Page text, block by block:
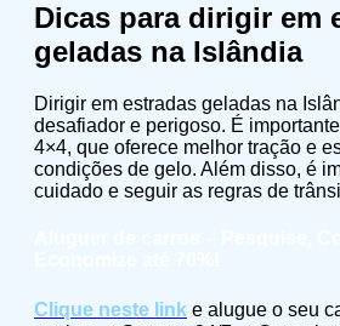
Dicas para dirigir em
geladas na Islândia
Dirigir em estradas geladas na
desafiador e perigoso. É
4×4, que oferece melhor tração e
condições de gelo. Além disso, é
cuidado e seguir as regras de
Clique neste link e alugue o seu